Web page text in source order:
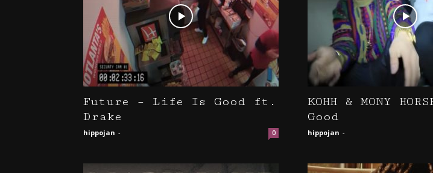
Future – Life Is Good ft.
Drake
hippojan - 0
KOHH & MONY
Good
hippojan -